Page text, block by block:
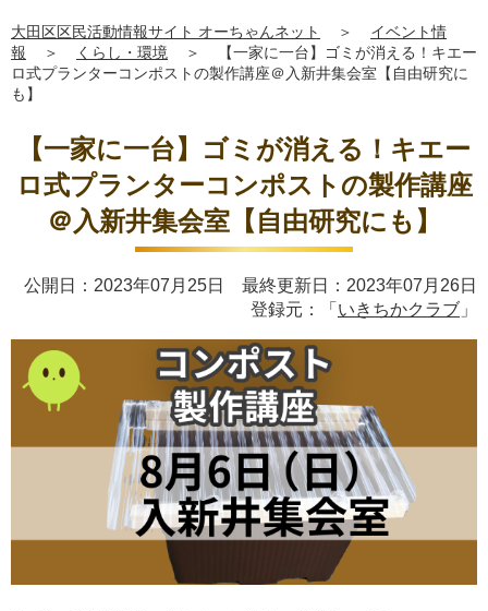
大田区区民活動情報サイト オーちゃんネット ＞
イベント情
報
＞ くらし・環境 ＞
【一家に一台】ゴミが消える！キエー
ロ式プランターコンポストの製作講座＠入新井集会室【自由研究に
も】
【一家に一台】ゴミが消える！キエー
ロ式プランターコンポストの製作講座
＠入新井集会室【自由研究にも】
公開日：2023年07月25日 最終更新日：2023年07月26日
登録元：「 いきちかクラブ 」